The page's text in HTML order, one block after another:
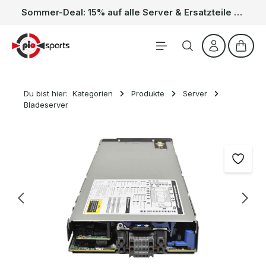
Zum Hauptinhalt springen Sommer-Deal: 15% auf alle Server & Ersatzteile – Kein Code nötig, der Rabatt wird automatisch im Warenkorb abgezogen. Gültig vom 01.06. bis 31.08.
Du bist hier: Kategorien Produkte
Server
Bladeserver
Bildergalerie überspringen